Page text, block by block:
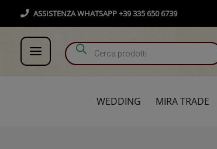
contenuto
ASSISTENZA WHATSAPP +39 335 650 6739
Products search
WEDDING MIRA TRADE